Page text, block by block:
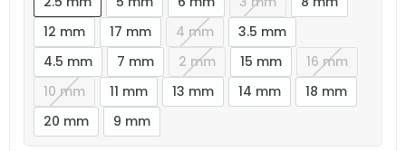
12 mm
17 mm 4 mm
3.5 mm
4.5 mm
7 mm 2 mm 15 mm
16 mm
10 mm
11 mm 13 mm 14 mm
18 mm
20 mm
9 mm